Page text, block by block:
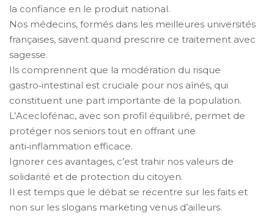
la confiance en le produit national.
Nos médecins, formés dans les meilleures universités
françaises, savent quand prescrire ce traitement avec
sagesse.
Ils comprennent que la modération du risque
gastro‑intestinal est cruciale pour nos aînés, qui
constituent une part importante de la population.
L’Aceclofénac, avec son profil équilibré, permet de
protéger nos seniors tout en offrant une
anti‑inflammation efficace.
Ignorer ces avantages, c’est trahir nos valeurs de
solidarité et de protection du citoyen.
Il est temps que le débat se recentre sur les faits et
non sur les slogans marketing venus d’ailleurs.